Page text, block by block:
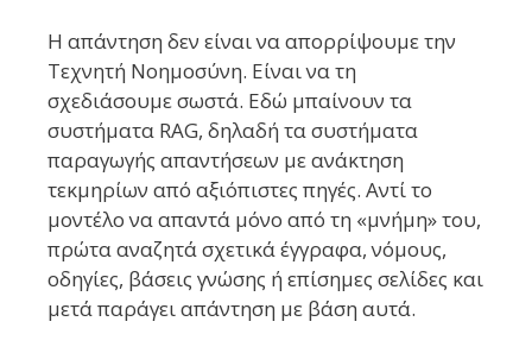
Η απάντηση δεν είναι να απορρίψουμε την
Τεχνητή Νοημοσύνη. Είναι να τη
σχεδιάσουμε σωστά. Εδώ μπαίνουν τα
συστήματα RAG, δηλαδή τα συστήματα
παραγωγής απαντήσεων με ανάκτηση
τεκμηρίων από αξιόπιστες πηγές. Αντί το
μοντέλο να απαντά μόνο από τη «μνήμη» του,
πρώτα αναζητά σχετικά έγγραφα, νόμους,
οδηγίες, βάσεις γνώσης ή επίσημες σελίδες και
μετά παράγει απάντηση με βάση αυτά.